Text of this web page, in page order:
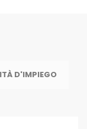
D'IMPIEGO